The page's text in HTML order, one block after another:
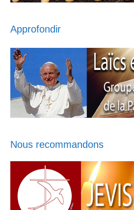
Approfondir
Nous recommandons